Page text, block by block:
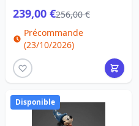
239,00 €256,00 €
Précommande
(23/10/2026)
Disponible